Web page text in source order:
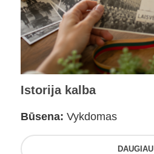
Istorija kalba
Būsena: Vykdomas
DAUGIAU